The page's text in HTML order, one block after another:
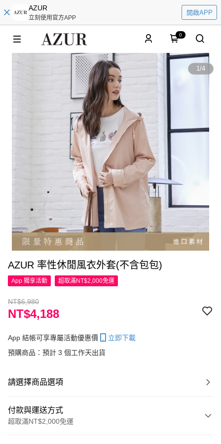
AZUR
立刻使用官方APP
開啟APP
0
1/4
AZUR 率性休閒風衣外套(不含包包)
App 獨享活動 超取滿NT$2,000免運
NT$6,980
NT$4,188
App 結帳可享專屬活動優惠價
立即下載
預購商品：預計 3 個工作天出貨
請選擇商品選項
付款與運送方式
超取滿NT$2,000免運